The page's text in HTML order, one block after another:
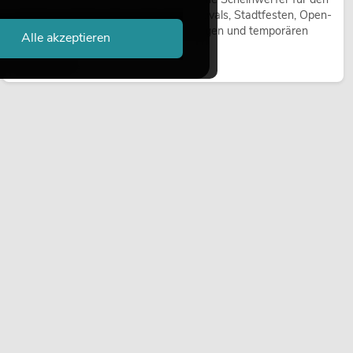
Einsatz im Freien. Sie werden bei Festivals, Stadtfesten, Open-
Air-Konzerten, Architekturinszenierungen und temporären
Außeninstallationen eingesetzt.
Jetzt lesen
Alle akzeptieren